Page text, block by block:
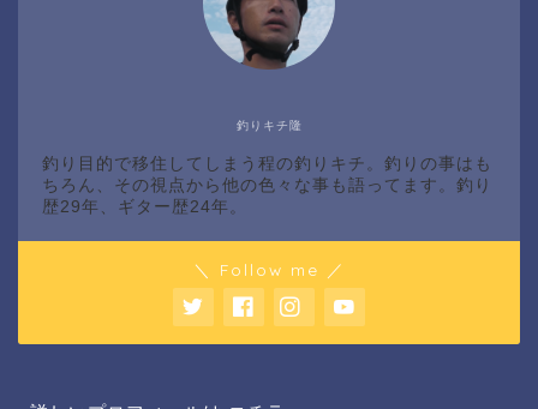
釣りキチ隆
釣り目的で移住してしまう程の釣りキチ。釣りの事はも
ちろん、その視点から他の色々な事も語ってます。釣り
歴29年、ギター歴24年。
＼ Follow me ／